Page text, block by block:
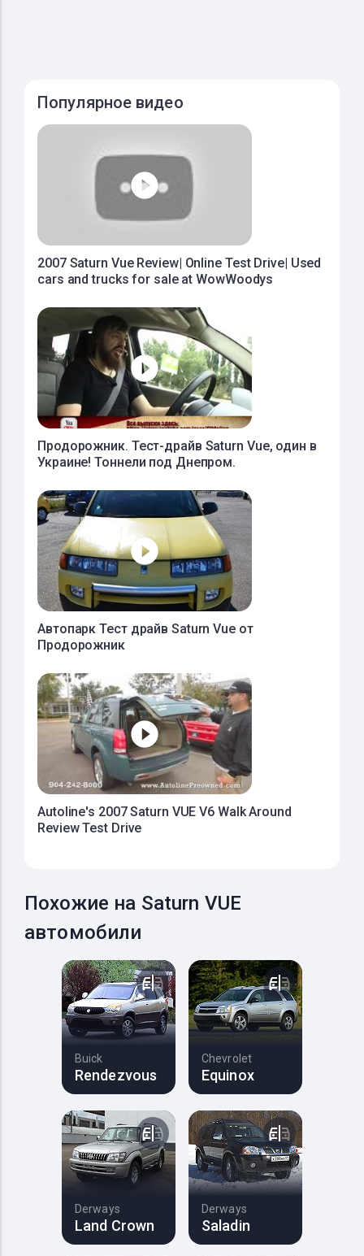
Популярное видео
2007 Saturn Vue Review| Online Test Drive| Used
cars and trucks for sale at WowWoodys
Продорожник. Тест-драйв Saturn Vue, один в
Украине! Тоннели под Днепром.
Автопарк Тест драйв Saturn Vue от
Продорожник
Autoline's 2007 Saturn VUE V6 Walk Around
Review Test Drive
Похожие на Saturn VUE
автомобили
Buick
Rendezvous
Chevrolet
Equinox
Derways
Land Crown
Derways
Saladin